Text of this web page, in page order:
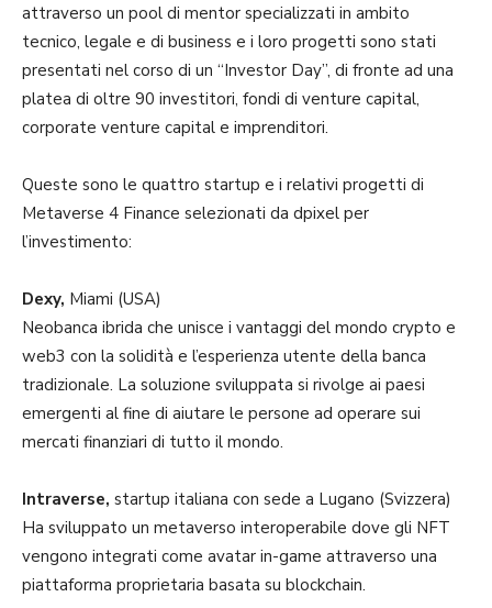
attraverso un pool di mentor specializzati in ambito
tecnico, legale e di business e i loro progetti sono stati
presentati nel corso di un “Investor Day”, di fronte ad una
platea di oltre 90 investitori, fondi di venture capital,
corporate venture capital e imprenditori.
Queste sono le quattro startup e i relativi progetti di
Metaverse 4 Finance selezionati da dpixel per
l’investimento:
Dexy, Miami (USA)
Neobanca ibrida che unisce i vantaggi del mondo crypto e
web3 con la solidità e l’esperienza utente della banca
tradizionale. La soluzione sviluppata si rivolge ai paesi
emergenti al fine di aiutare le persone ad operare sui
mercati finanziari di tutto il mondo.
Intraverse, startup italiana con sede a Lugano (Svizzera)
Ha sviluppato un metaverso interoperabile dove gli NFT
vengono integrati come avatar in-game attraverso una
piattaforma proprietaria basata su blockchain.